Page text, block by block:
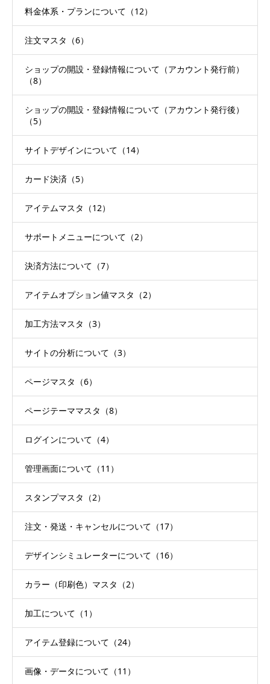
料金体系・プランについて（12）
注文マスタ（6）
ショップの開設・登録情報について（アカウント発行前）
（8）
ショップの開設・登録情報について（アカウント発行後）
（5）
サイトデザインについて（14）
カード決済（5）
アイテムマスタ（12）
サポートメニューについて（2）
決済方法について（7）
アイテムオプション値マスタ（2）
加工方法マスタ（3）
サイトの分析について（3）
ページマスタ（6）
ページテーママスタ（8）
ログインについて（4）
管理画面について（11）
スタンプマスタ（2）
注文・発送・キャンセルについて（17）
デザインシミュレーターについて（16）
カラー（印刷色）マスタ（2）
加工について（1）
アイテム登録について（24）
画像・データについて（11）